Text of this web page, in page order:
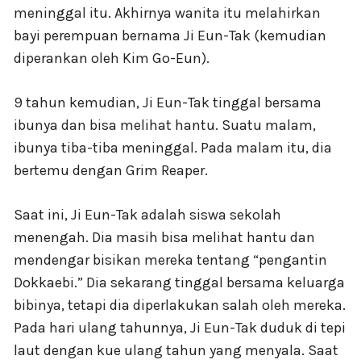
meninggal itu. Akhirnya wanita itu melahirkan
bayi perempuan bernama Ji Eun-Tak (kemudian
diperankan oleh Kim Go-Eun).
9 tahun kemudian, Ji Eun-Tak tinggal bersama
ibunya dan bisa melihat hantu. Suatu malam,
ibunya tiba-tiba meninggal. Pada malam itu, dia
bertemu dengan Grim Reaper.
Saat ini, Ji Eun-Tak adalah siswa sekolah
menengah. Dia masih bisa melihat hantu dan
mendengar bisikan mereka tentang “pengantin
Dokkaebi.” Dia sekarang tinggal bersama keluarga
bibinya, tetapi dia diperlakukan salah oleh mereka.
Pada hari ulang tahunnya, Ji Eun-Tak duduk di tepi
laut dengan kue ulang tahun yang menyala. Saat